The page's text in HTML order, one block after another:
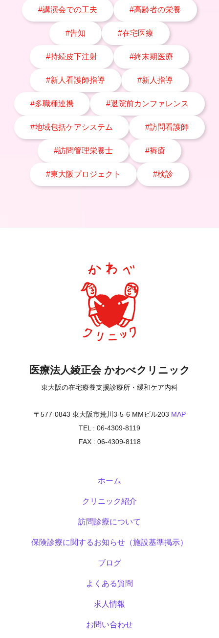
#講演会での工夫 #高齢者の栄養
#告知 #在宅医療
#持続皮下注射 #終末期医療
#新人看護師指導 #新人指導
#多職種連携 #退院前カンファレンス
#地域包括ケアシステム #訪問看護師
#訪問管理栄養士 #褥瘡
#東大阪プロジェクト #検診
医療法人綾正会 かわべクリニック
東大阪の在宅療養支援診療所・緩和ケア内科
〒577-0843 東大阪市荒川3-5-6 MMビル203 MAP
TEL : 06-4309-8119
FAX : 06-4309-8118
ホーム
クリニック紹介
訪問診療について
保険診療に関するお知らせ（施設基準掲示）
ブログ
よくある質問
求人情報
お問い合わせ